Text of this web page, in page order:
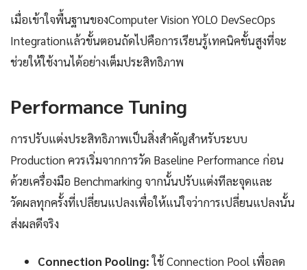
เมื่อเข้าใจพื้นฐานของComputer Vision YOLO DevSecOps
Integrationแล้วขั้นตอนถัดไปคือการเรียนรู้เทคนิคขั้นสูงที่จะ
ช่วยให้ใช้งานได้อย่างเต็มประสิทธิภาพ
Performance Tuning
การปรับแต่งประสิทธิภาพเป็นสิ่งสำคัญสำหรับระบบ
Production ควรเริ่มจากการวัด Baseline Performance ก่อน
ด้วยเครื่องมือ Benchmarking จากนั้นปรับแต่งทีละจุดและ
วัดผลทุกครั้งที่เปลี่ยนแปลงเพื่อให้แน่ใจว่าการเปลี่ยนแปลงนั้น
ส่งผลดีจริง
Connection Pooling:ใช้ Connection Pool เพื่อลด